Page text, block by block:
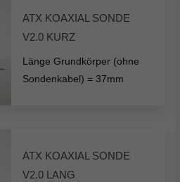
ATX KOAXIAL SONDE
V2.0 KURZ
Länge Grundkörper (ohne
Sondenkabel) = 37mm
ATX KOAXIAL SONDE
V2.0 LANG